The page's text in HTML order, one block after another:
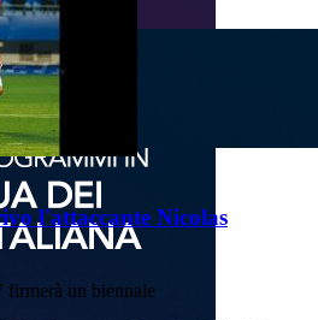
l'attaccante Nicolas
firmerà un biennale